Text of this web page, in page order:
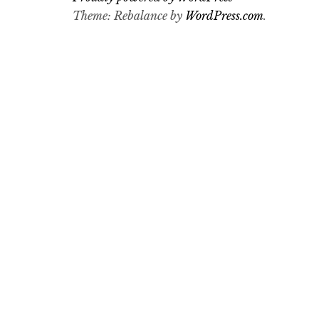
Theme: Rebalance by WordPress.com.